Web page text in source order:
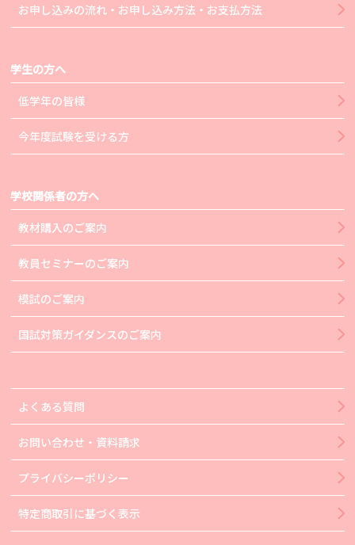
お申し込みの流れ・お申し込み方法・お支払方法
学生の方へ
低学年の皆様
今年度試験を受ける方
学校関係者の方へ
教材購入のご案内
教員セミナーのご案内
模試のご案内
国試対策ガイダンスのご案内
よくある質問
お問い合わせ・資料請求
プライバシーポリシー
特定商取引に基づく表示